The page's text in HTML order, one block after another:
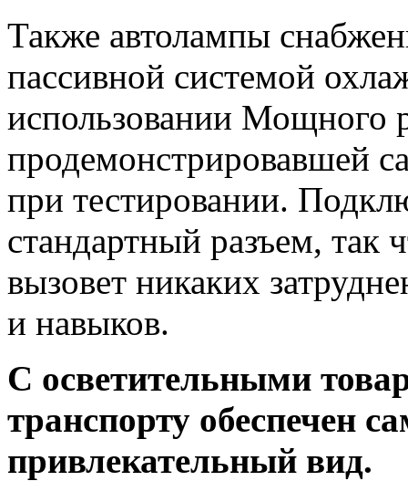
Также автолампы
пассивной системой
использовании Мощного
продемонстрировавшей
при тестировании.
стандартный разъем, так
вызовет никаких
и навыков.
С осветительными
транспорту обеспечен
привлекательный вид.